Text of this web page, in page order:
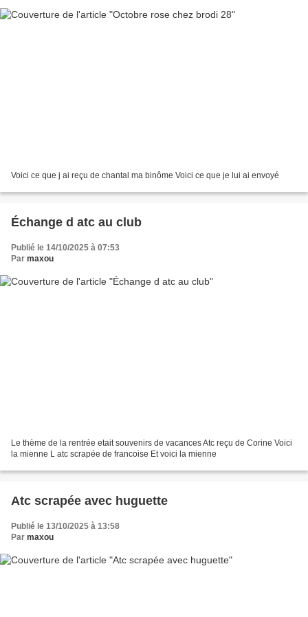
Voici ce que j ai reçu de chantal ma binôme Voici ce que je lui ai envoyé
Échange d atc au club
Publié le 14/10/2025 à 07:53
Par maxou
Le thème de la rentrée etait souvenirs de vacances Atc reçu de Corine Voici
la mienne L atc scrapée de francoise Et voici la mienne
Atc scrapée avec huguette
Publié le 13/10/2025 à 13:58
Par maxou